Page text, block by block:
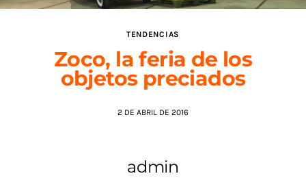
TENDENCIAS
AGENDA
TENDENCIAS
Zoco, la feria de los
objetos preciados
2 DE ABRIL DE 2016
admin